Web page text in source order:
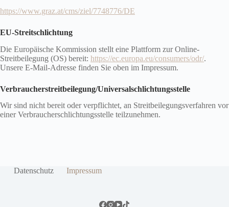
https://www.graz.at/cms/ziel/7748776/DE
EU-Streitschlichtung
Die Europäische Kommission stellt eine Plattform zur Online-
Streitbeilegung (OS) bereit: https://ec.europa.eu/consumers/odr/.
Unsere E-Mail-Adresse finden Sie oben im Impressum.
Verbraucher­streit­beilegung/Universal­schlichtungs­stelle
Wir sind nicht bereit oder verpflichtet, an Streitbeilegungsverfahren vor
einer Verbraucherschlichtungsstelle teilzunehmen.
Datenschutz­ Impressum